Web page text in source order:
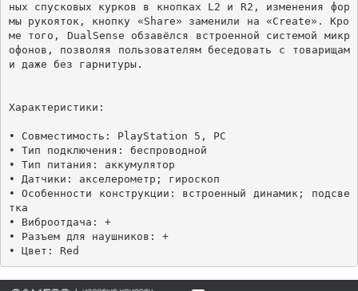
ных спусковых курков в кнопках L2 и R2, изменения фор
мы рукояток, кнопку «Share» заменили на «Create». Кро
ме того, DualSense обзавёлся встроенной системой микр
офонов, позволяя пользователям беседовать с товарищам
и даже без гарнитуры.
Характеристики:
• Совместимость: PlayStation 5, PC
• Тип подключения: беспроводной
• Тип питания: аккумулятор
• Датчики: акселерометр; гироскоп
• Особенности конструкции: встроенный динамик; подсве
тка
• Виброотдача: +
• Разъем для наушников: +